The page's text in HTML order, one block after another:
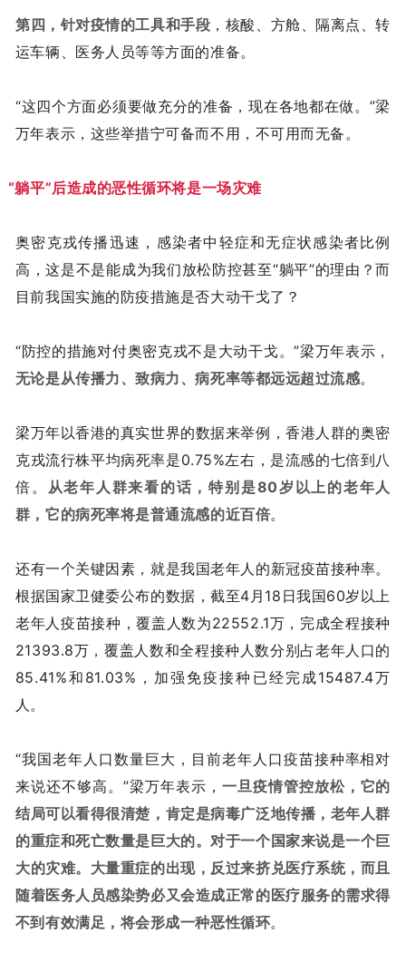
第四，针对疫情的工具和手段 ，核酸、方舱、隔离点、转
运车辆、医务人员等等方面的准备。
“这四个方面必须要做充分的准备，现在各地都在做。”梁
万年表示，这些举措宁可备而不用，不可用而无备。
“躺平”后造成的恶性循环将是一场灾难
奥密克戎传播迅速，感染者中轻症和无症状感染者比例
高，这是不是能成为我们放松防控甚至“躺平”的理由？而
目前我国实施的防疫措施是否大动干戈了？
“防控的措施对付奥密克戎不是大动干戈。”梁万年表示，
无论是从传播力、致病力、病死率等都远远超过流感。
梁万年以香港的真实世界的数据来举例，香港人群的奥密
克戎流行株平均病死率是0.75%左右，是流感的七倍到八
倍。 从老年人群来看的话，特别是80岁以上的老年人
群，它的病死率将是普通流感的近百倍。
还有一个关键因素，就是我国老年人的新冠疫苗接种率。
根据国家卫健委公布的数据，截至4月18日我国60岁以上
老年人疫苗接种，覆盖人数为22552.1万，完成全程接种
21393.8万，覆盖人数和全程接种人数分别占老年人口的
85.41%和81.03%，加强免疫接种已经完成15487.4万
人。
“我国老年人口数量巨大，目前老年人口疫苗接种率相对
来说还不够高。”梁万年表示， 一旦疫情管控放松，它的
结局可以看得很清楚，肯定是病毒广泛地传播，老年人群
的重症和死亡数量是巨大的。对于一个国家来说是一个巨
大的灾难。 大量重症的出现，反过来挤兑医疗系统，而且
随着医务人员感染势必又会造成正常的医疗服务的需求得
不到有效满足，将会形成一种恶性循环。